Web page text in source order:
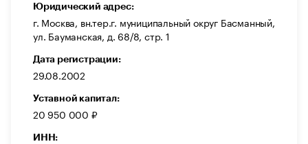
Юридический адрес:
г. Москва, вн.тер.г. муниципальный округ Басманный,
ул. Бауманская, д. 68/8, стр. 1
Дата регистрации:
29.08.2002
Уставной капитал:
20 950 000 ₽
ИНН: